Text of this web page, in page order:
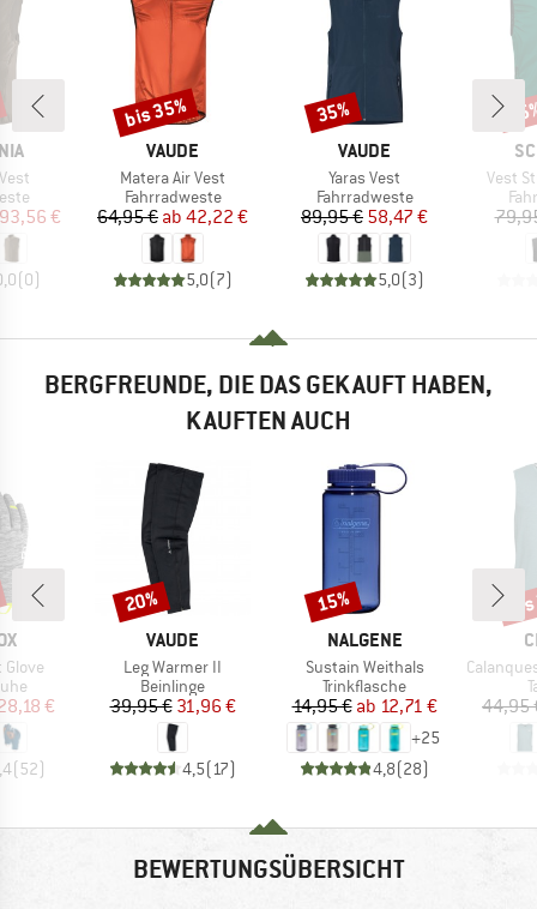
Preis
€
(0)
MARKE
VAUDE
Artikel
Matera Air Vest
Produktgruppe
Fahrradweste
Preis
64,95 € reduzierter Preis
ab 42,22 €
5,0(7)
Rabatt
bis 35%
MARKE
VAUDE
Artikel
Yaras Vest
Produktgruppe
Fahrradweste
Preis
89,95 €reduzierter Preis
58,47 €
5,0(3)
Rabatt
35%
Artikel
Vest
BERGFREUNDE, DIE DAS GEKAUFT HABEN,
KAUFTEN AUCH
Preis
€
(52)
MARKE
VAUDE
Artikel
Leg Warmer II
Produktgruppe
Beinlinge
Preis
39,95 €reduzierter Preis
31,96 €
4,5(17)
Rabatt
20%
MARKE
NALGENE
Artikel
Sustain Weithals
Produktgruppe
Trinkflasche
Preis
14,95 € reduzierter Preis
ab 12,71 €
+25
4,8(28)
Rabatt
15%
Artikel
Calanques
44,95
BEWERTUNGSÜBERSICHT